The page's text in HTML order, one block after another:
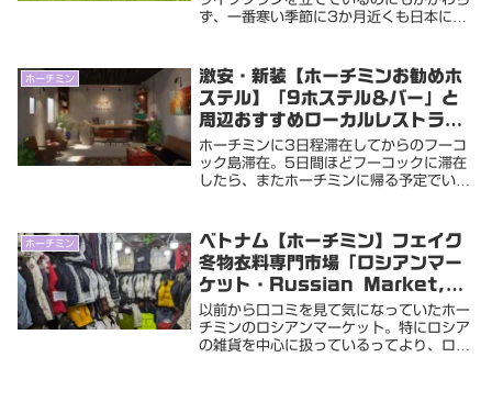
ず、一番寒い季節に3か月近くも日本に滞
欧などが理想なんだけど、まったく逆のタ
イミングにな...
ホーチミン
激安・新装【ホーチミンお勧めホ
ステル】「9ホステル＆バー」と
周辺おすすめローカルレストラ
ン・お得な両替所など
ホーチミンに3日程滞在してからのフーコ
ック島滞在。5日間ほどフーコックに滞在
したら、またホーチミンに帰る予定でい
いる気がする。最初の3日間に滞在した激
安で清潔なホス...
ホーチミン
ベトナム【ホーチミン】フェイク
冬物衣料専門市場「ロシアンマー
ケット・Russian Market,
Ho Chi Minh」は厚手衣料のコ
ピー商品の宝庫
以前から口コミを見て気になっていたホー
チミンのロシアンマーケット。特にロシア
の雑貨を中心に扱っているってより、ロシ